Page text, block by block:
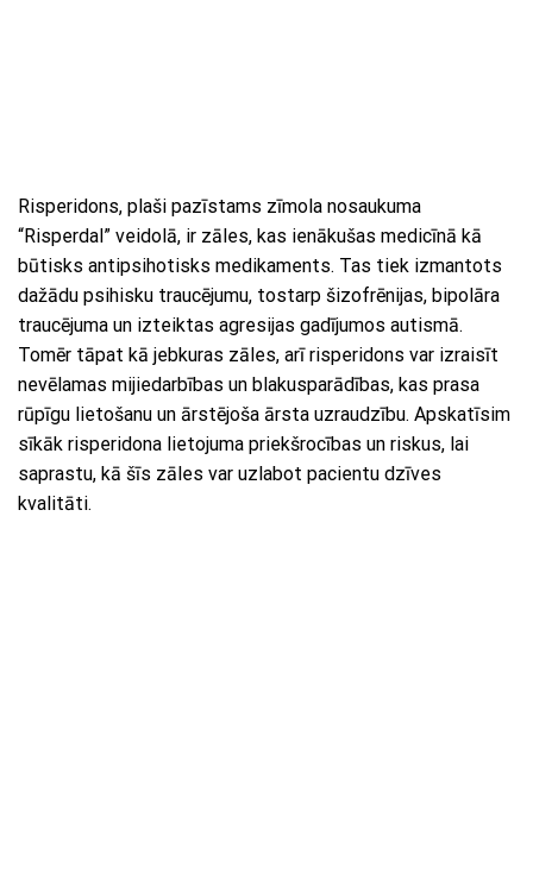
Risperidons, plaši pazīstams zīmola nosaukuma
“Risperdal” veidolā, ir zāles, kas ienākušas medicīnā kā
būtisks antipsihotisks medikaments. Tas tiek izmantots
dažādu psihisku traucējumu, tostarp šizofrēnijas, bipolāra
traucējuma un izteiktas agresijas gadījumos autismā.
Tomēr tāpat kā jebkuras zāles, arī risperidons var izraisīt
nevēlamas mijiedarbības un blakusparādības, kas prasa
rūpīgu lietošanu un ārstējoša ārsta uzraudzību. Apskatīsim
sīkāk risperidona lietojuma priekšrocības un riskus, lai
saprastu, kā šīs zāles var uzlabot pacientu dzīves
kvalitāti.